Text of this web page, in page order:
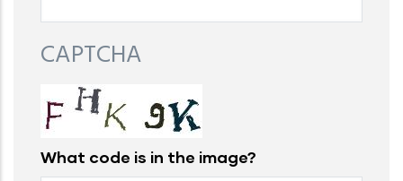
CAPTCHA
What code is in the image?